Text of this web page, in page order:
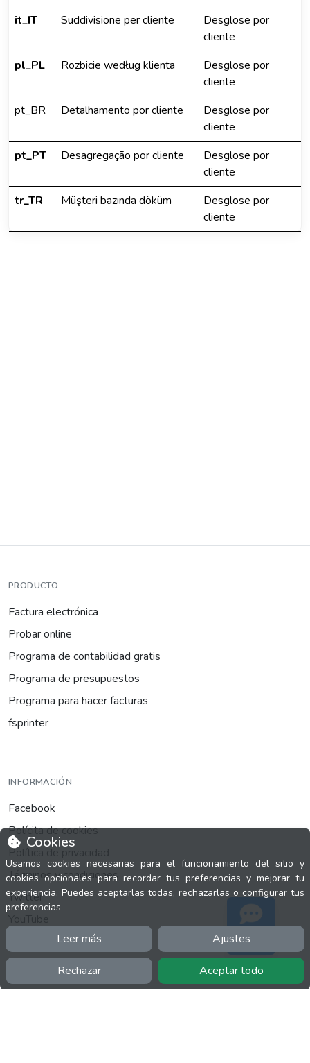
it_IT
Suddivisione per cliente
Desglose por
cliente
pl_PL
Rozbicie według klienta
Desglose por
cliente
pt_BR
Detalhamento por cliente
Desglose por
cliente
pt_PT
Desagregação por cliente
Desglose por
cliente
tr_TR
Müşteri bazında döküm
Desglose por
cliente
Cookies
Usamos cookies necesarias para el funcionamiento del sitio y
cookies opcionales para recordar tus preferencias y mejorar tu
experiencia. Puedes aceptarlas todas, rechazarlas o configurar tus
preferencias
Leer más Ajustes
Rechazar Aceptar todo
PRODUCTO
Factura electrónica
Probar online
Programa de contabilidad gratis
Programa de presupuestos
Programa para hacer facturas
fsprinter
INFORMACIÓN
Facebook
Polícita de cookies
Política de privacidad
Términos y condiciones
Twitter
Soporte